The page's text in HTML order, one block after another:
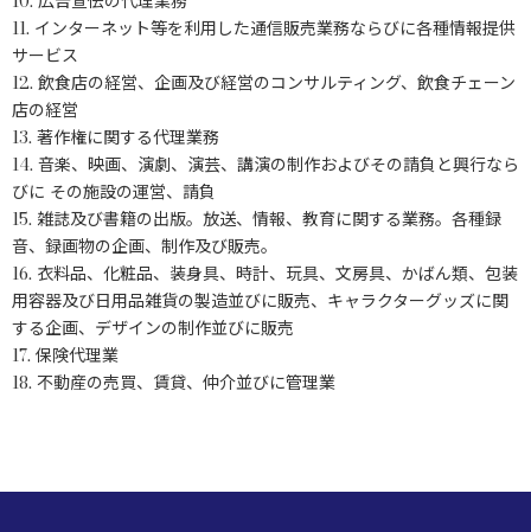
11. インターネット等を利用した通信販売業務ならびに各種情報提供
サービス
12. 飲食店の経営、企画及び経営のコンサルティング、飲食チェーン
店の経営
13. 著作権に関する代理業務
14. 音楽、映画、演劇、演芸、講演の制作およびその請負と興行なら
びに その施設の運営、請負
15. 雑誌及び書籍の出版。放送、情報、教育に関する業務。各種録
音、録画物の企画、制作及び販売。
16. 衣料品、化粧品、装身具、時計、玩具、文房具、かばん類、包装
用容器及び日用品雑貨の製造並びに販売、キャラクターグッズに関
する企画、デザインの制作並びに販売
17. 保険代理業
18. 不動産の売買、賃貸、仲介並びに管理業